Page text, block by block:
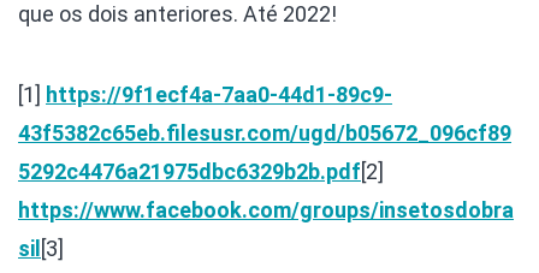
que os dois anteriores. Até 2022!
[1] https://9f1ecf4a-7aa0-44d1-89c9-
43f5382c65eb.filesusr.com/ugd/b05672_096cf89
5292c4476a21975dbc6329b2b.pdf[2]
https://www.facebook.com/groups/insetosdobra
sil [3]